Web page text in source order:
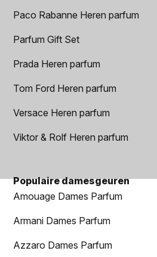
Paco Rabanne Heren parfum
Parfum Gift Set
Prada Heren parfum
Tom Ford Heren parfum
Versace Heren parfum
Viktor & Rolf Heren parfum
Populaire damesgeuren
Amouage Dames Parfum
Armani Dames Parfum
Azzaro Dames Parfum